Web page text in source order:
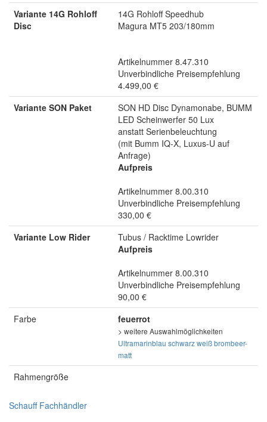
Variante 14G Rohloff
Disc
14G Rohloff Speedhub
Magura MT5 203/180mm
Artikelnummer 8.47.310
Unverbindliche Preisempfehlung
4.499,00 €
Variante SON Paket
SON HD Disc Dynamonabe, BUMM
LED Scheinwerfer 50 Lux
anstatt Serienbeleuchtung
(mit Bumm IQ-X, Luxus-U auf
Anfrage)
Aufpreis
Artikelnummer 8.00.310
Unverbindliche Preisempfehlung
330,00 €
Variante Low Rider
Tubus / Racktime Lowrider
Aufpreis
Artikelnummer 8.00.310
Unverbindliche Preisempfehlung
90,00 €
Farbe
feuerrot
> weitere Auswahlmöglichkeiten
Ultramarinblau schwarzweißbrombeer-
matt
Rahmengröße
Schauff Fachhändler